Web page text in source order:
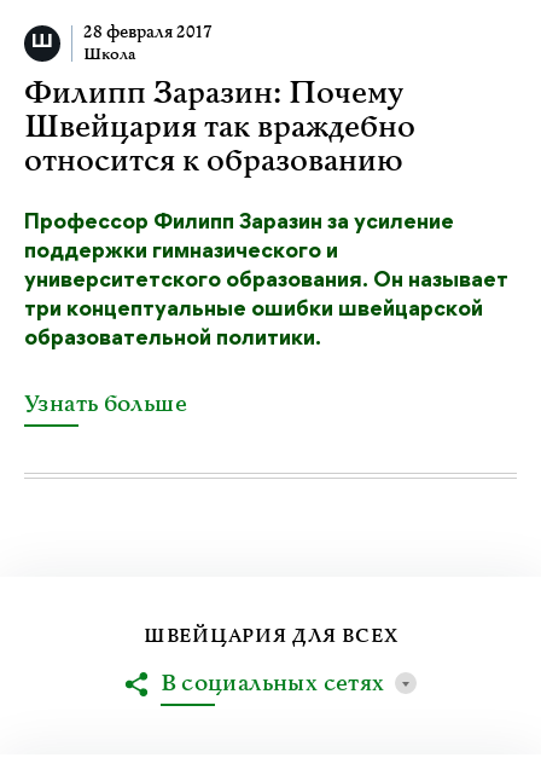
28 февраля 2017
Школа
Филипп Заразин: Почему
Швейцария так враждебно
относится к образованию
Профессор Филипп Заразин за усиление
поддержки гимназического и
университетского образования. Он называет
три концептуальные ошибки швейцарской
образовательной политики.
Узнать больше
ШВЕЙЦАРИЯ ДЛЯ ВСЕХ
В социальных сетях